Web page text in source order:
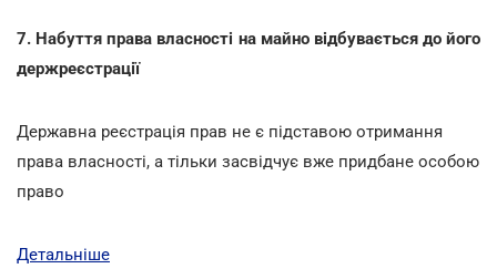
7. Набуття права власності на майно відбувається до його
держреєстрації
Державна реєстрація прав не є підставою отримання
права власності, а тільки засвідчує вже придбане особою
право
Детальніше